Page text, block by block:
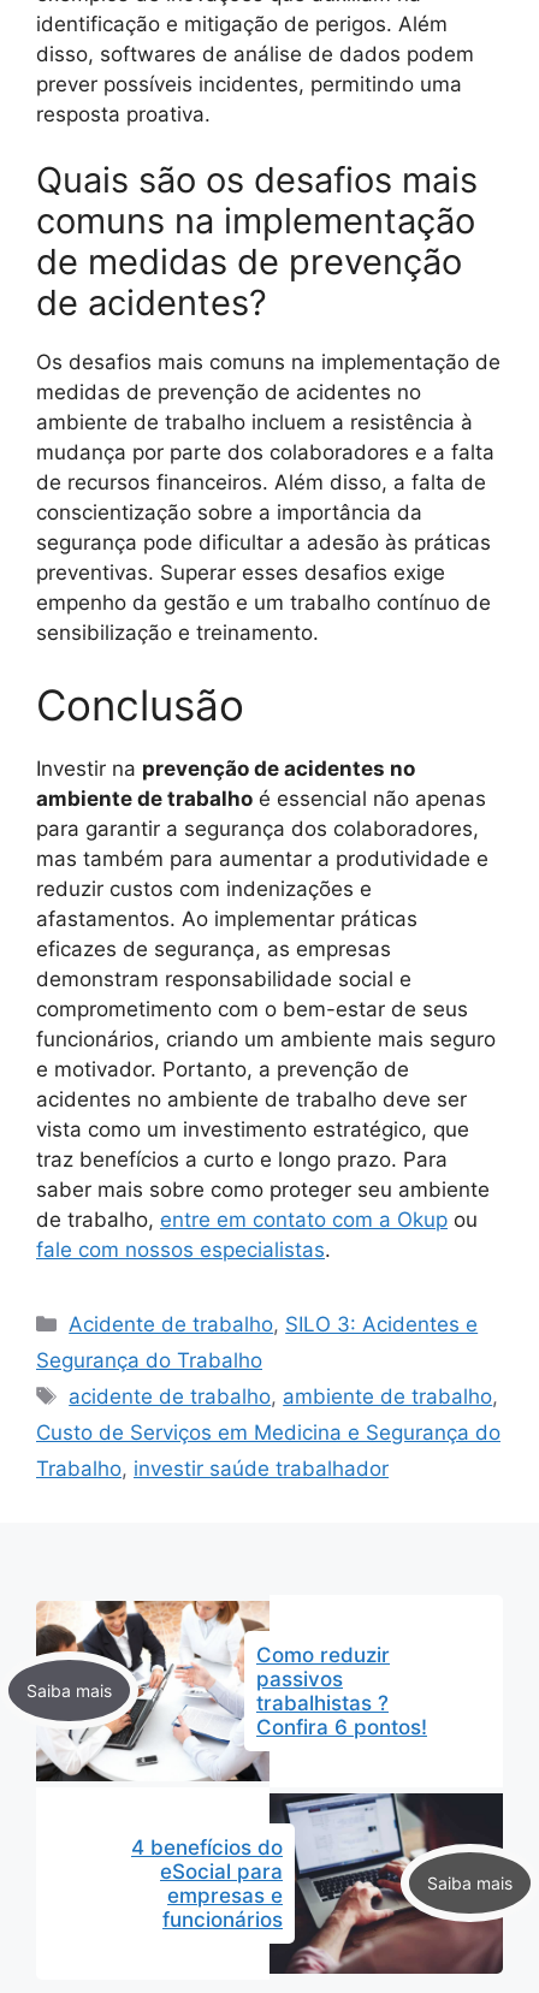
identificação e mitigação de perigos. Além
disso, softwares de análise de dados podem
prever possíveis incidentes, permitindo uma
resposta proativa.
Quais são os desafios mais
comuns na implementação
de medidas de prevenção
de acidentes?
Os desafios mais comuns na implementação de
medidas de prevenção de acidentes no
ambiente de trabalho incluem a resistência à
mudança por parte dos colaboradores e a falta
de recursos financeiros. Além disso, a falta de
conscientização sobre a importância da
segurança pode dificultar a adesão às práticas
preventivas. Superar esses desafios exige
empenho da gestão e um trabalho contínuo de
sensibilização e treinamento.
Conclusão
Investir na prevenção de acidentes no
ambiente de trabalho é essencial não apenas
para garantir a segurança dos colaboradores,
mas também para aumentar a produtividade e
reduzir custos com indenizações e
afastamentos. Ao implementar práticas
eficazes de segurança, as empresas
demonstram responsabilidade social e
comprometimento com o bem-estar de seus
funcionários, criando um ambiente mais seguro
e motivador. Portanto, a prevenção de
acidentes no ambiente de trabalho deve ser
vista como um investimento estratégico, que
traz benefícios a curto e longo prazo. Para
saber mais sobre como proteger seu ambiente
de trabalho, entre em contato com a Okup ou
fale com nossos especialistas.
Categorias
Acidente de trabalho, SILO 3: Acidentes e
Segurança do Trabalho
Tags
acidente de trabalho, ambiente de trabalho,
Custo de Serviços em Medicina e Segurança do
Trabalho, investir saúde trabalhador
Como reduzir
passivos
trabalhistas ?
Confira 6 pontos!
4 benefícios do
eSocial para
empresas e
funcionários